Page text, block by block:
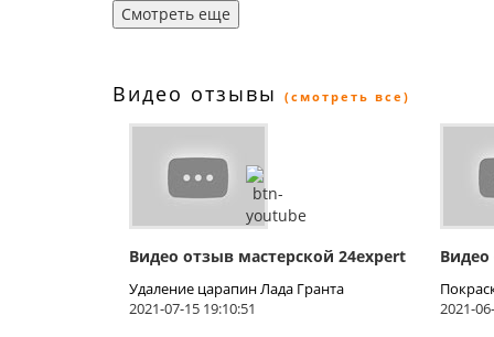
Смотреть еще
Видео отзывы (смотреть все)
Видео отзыв мастерской 24expert
Удаление царапин Лада Гранта
2021-07-15 19:10:51
Видео
2021-